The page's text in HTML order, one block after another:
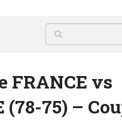
FRANCE vs
75) –